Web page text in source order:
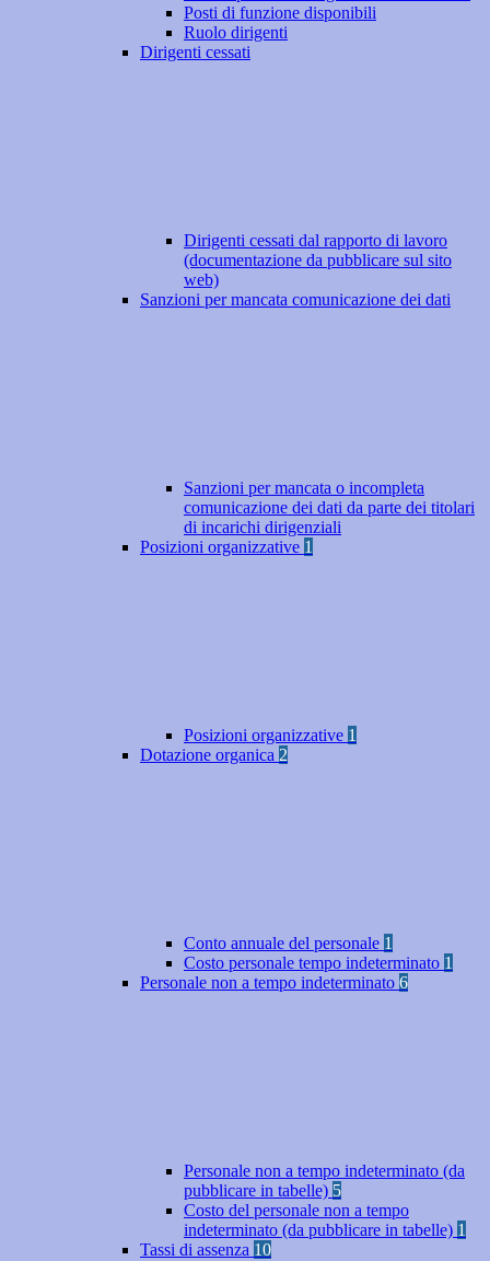
Posti di funzione disponibili
Ruolo dirigenti
Dirigenti cessati
Dirigenti cessati dal rapporto di lavoro
(documentazione da pubblicare sul sito
web)
Sanzioni per mancata comunicazione dei dati
Sanzioni per mancata o incompleta
comunicazione dei dati da parte dei titolari
di incarichi dirigenziali
Posizioni organizzative 1
Posizioni organizzative 1
Dotazione organica 2
Conto annuale del personale 1
Costo personale tempo indeterminato 1
Personale non a tempo indeterminato 6
Personale non a tempo indeterminato (da
pubblicare in tabelle) 5
Costo del personale non a tempo
indeterminato (da pubblicare in tabelle) 1
Tassi di assenza 10